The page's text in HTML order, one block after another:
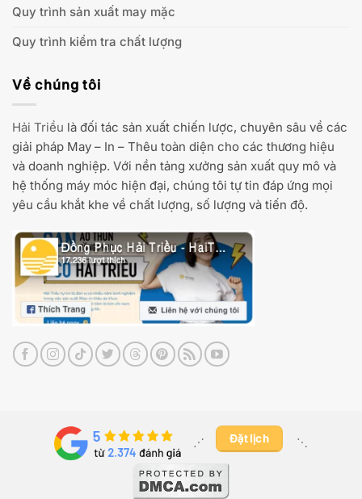
Quy trình sản xuất may mặc
Quy trình kiểm tra chất lượng
Về chúng tôi
Hải Triều là đối tác sản xuất chiến lược, chuyên sâu về các
giải pháp May – In – Thêu toàn diện cho các thương hiệu
và doanh nghiệp. Với nền tảng xưởng sản xuất quy mô và
hệ thống máy móc hiện đại, chúng tôi tự tin đáp ứng mọi
yêu cầu khắt khe về chất lượng, số lượng và tiến độ.
⋰ ​ Đặt lịch ⋱